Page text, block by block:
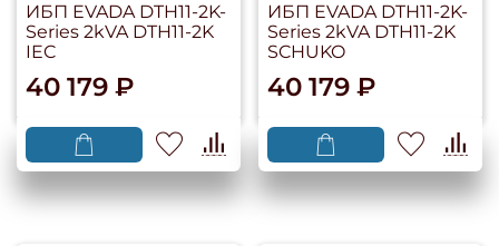
ИБП EVADA DTH11-2K-
Series 2kVA DTH11-2K
IEC
40 179 ₽
ИБП EVADA DTH11-2K-
Series 2kVA DTH11-2K
SCHUKO
40 179 ₽